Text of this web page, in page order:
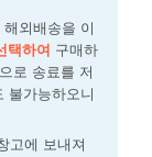
외배송을 이
택하여 구매하
로 송료를 저
불가능하오니
고에 보내져